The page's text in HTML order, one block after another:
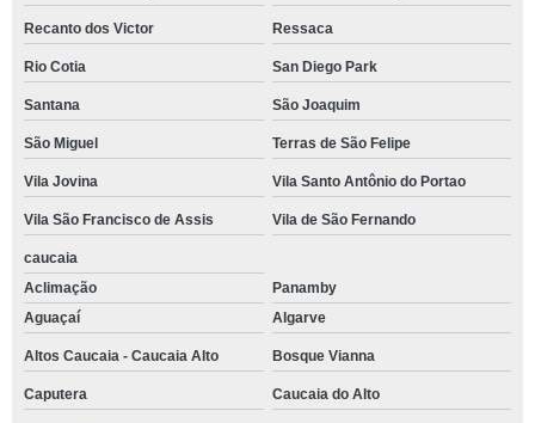
Recanto dos Victor Ressaca
Rio Cotia San Diego Park
Santana São Joaquim
São Miguel Terras de São Felipe
Vila Jovina Vila Santo Antônio do Portao
Vila São Francisco de Assis Vila de São Fernando
caucaia
Aclimação
Panamby
Aguaçaí
Algarve
Altos Caucaia - Caucaia Alto Bosque Vianna
Caputera Caucaia do Alto